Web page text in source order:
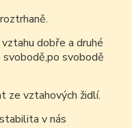
dobře a druhé
svobodě
ze vztahových židlí.
v nás